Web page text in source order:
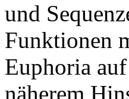
und
Funktionen
Euphoria
näherem